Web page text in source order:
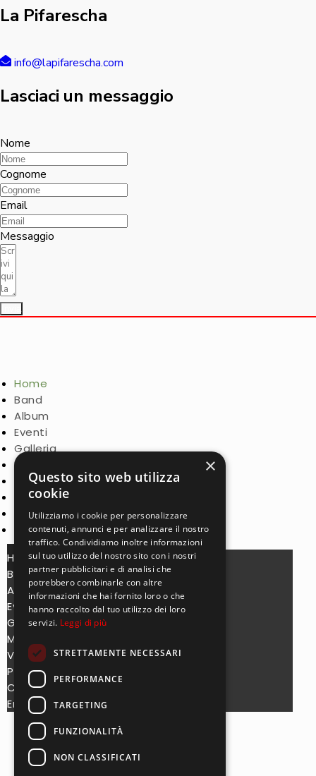
La Pifarescha
info@lapifarescha.com
Lasciaci un messaggio
Nome
Cognome
Email
Messaggio
Home
Band
Album
Eventi
Galleria
Musicisti
Video
Programmi
Contatti
English
Home
Band
Album
Eventi
Galleria
Musicisti
Video
Programmi
Contatti
English
© 2025 Created by
×
Questo sito web utilizza
cookie
Utilizziamo i cookie per personalizzare
contenuti, annunci e per analizzare il nostro
traffico. Condividiamo inoltre informazioni
sul tuo utilizzo del nostro sito con i nostri
partner pubblicitari e di analisi che
potrebbero combinarle con altre
informazioni che hai fornito loro o che
hanno raccolto dal tuo utilizzo dei loro
servizi. Leggi di più
STRETTAMENTE NECESSARI
PERFORMANCE
TARGETING
FUNZIONALITÀ
NON CLASSIFICATI